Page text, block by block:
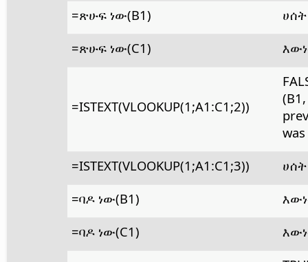
=ጽሁፍ ነው(B1)
ሀሰት
=ጽሁፍ ነው(C1)
=ISTEXT(VLOOKUP(1;A1:C1;2))
(B1,
was
=ISTEXT(VLOOKUP(1;A1:C1;3))
=ባዶ ነው(B1)
=ባዶ ነው(C1)